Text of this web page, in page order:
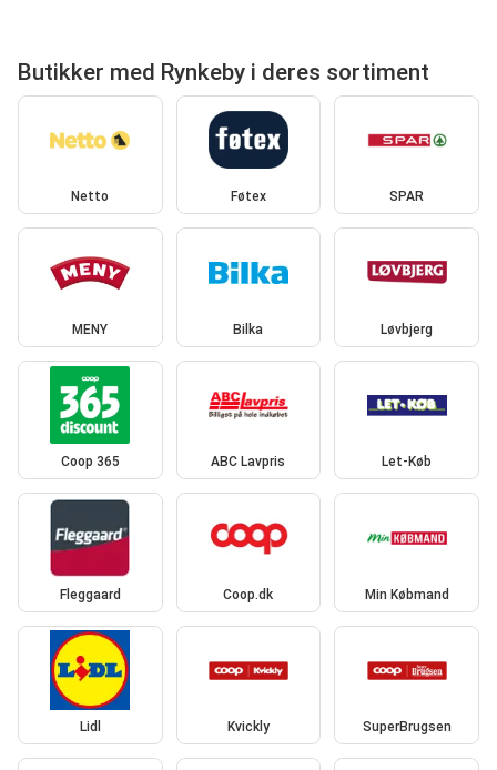
Butikker med Rynkeby i deres sortiment
Netto Føtex SPAR
MENY Bilka Løvbjerg
Coop 365 ABC Lavpris Let-Køb
Fleggaard Coop.dk Min Købmand
Lidl Kvickly SuperBrugsen